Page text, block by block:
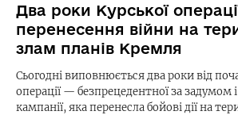
Два роки Курської
перенесення війни на
злам планів Кремля
Сьогодні виповнюється два роки від
операції — безпрецедентної за задумом
кампанії, яка перенесла бойові дії на